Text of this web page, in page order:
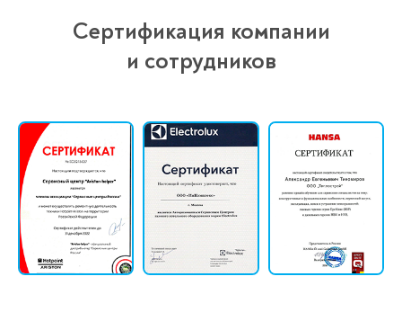
Сертификация компании
и сотрудников